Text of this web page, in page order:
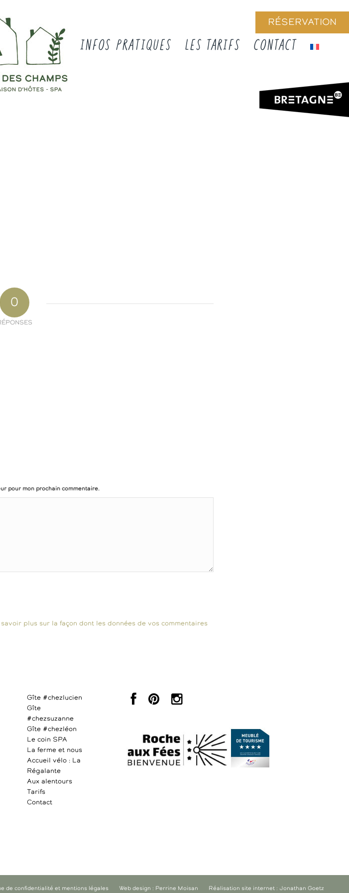
RÉSERVATION
INFOS PRATIQUES LES TARIFS CONTACT
0
pour mon prochain commentaire.
savoir plus sur la façon dont les données de vos commentaires
Gîte #chezlucien
Gîte
#chezsuzanne
Gîte #chezléon
Le coin SPA
La ferme et nous
Accueil vélo : La
Régalante
Aux alentours
Tarifs
Contact
de confidentialité et mentions légales Web design : Perrine Moisan Réalisation site internet : Jonathan Goetz